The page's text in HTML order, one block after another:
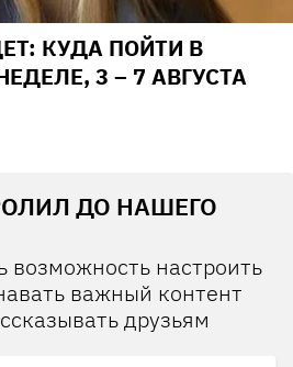
КУДА ПОЙТИ В
3 – 7 АВГУСТА
ДО НАШЕГО
возможность настроить
важный контент
друзьям